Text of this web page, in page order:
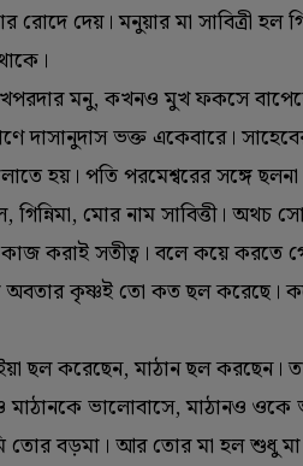
দেয়। মনুয়ার মা সাবিত্রী হল
মনু, কখনও মুখ ফকসে
দাসানুদাস ভক্ত একেবারে।
হয়। পতি পরমেশ্বরের সঙ্গে
মোর নাম সাবিত্তী। অথচ
কাজ করাই সতীত্ব। বলে কয়ে
অবতার কৃষ্ণই তো কত ছল করেছে।
ছল করেছেন, মাঠান ছল করছেন।
ভালোবাসে, মাঠানও ওকে
তোর বড়মা। আর তোর মা হল শুধু